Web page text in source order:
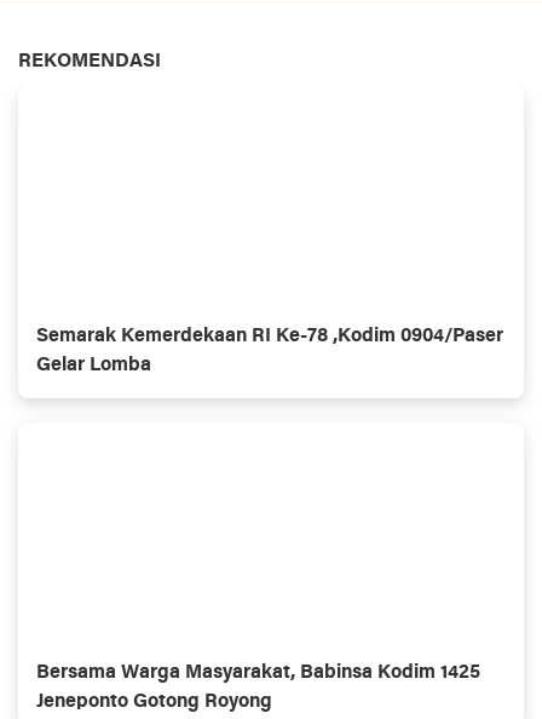
REKOMENDASI
Semarak Kemerdekaan RI Ke-78 ,Kodim 0904/Paser
Gelar Lomba
Bersama Warga Masyarakat, Babinsa Kodim 1425
Jeneponto Gotong Royong